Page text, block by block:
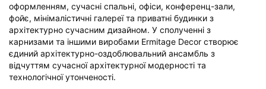
оформленням, сучасні спальні, офіси, конференц-зали,
фойє, мінімалістичні галереї та приватні будинки з
архітектурно сучасним дизайном. У сполученні з
карнизами та іншими виробами Ermitage Decor створює
єдиний архітектурно-оздоблювальний ансамбль з
відчуттям сучасної архітектурної модерності та
технологічної утонченості.